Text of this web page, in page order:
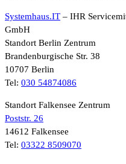
Systemhaus.IT – IHR
GmbH
Standort Berlin Zentrum
Brandenburgische Str. 38
10707 Berlin
Tel: 030 54874086
Standort Falkensee Zentrum
Poststr. 26
14612 Falkensee
Tel: 03322 8509070